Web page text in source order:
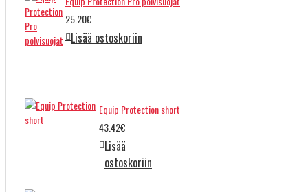
25.20€
Lisää ostoskoriin
Equip Protection short
43.42€
Lisää
ostoskoriin